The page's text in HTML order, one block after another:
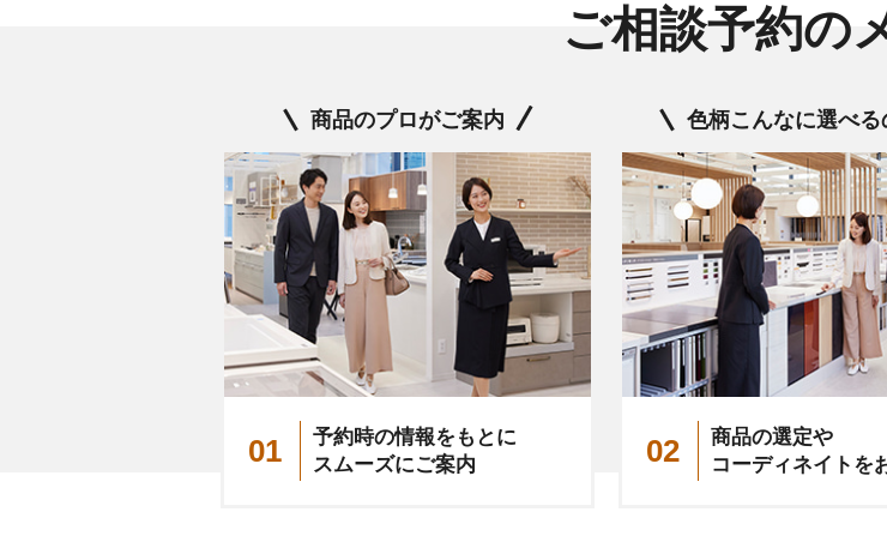
ご相談予約の
商品のプロがご案内
01
予約時の情報をもとに
スムーズにご案内
色柄こんなに選べる
02
商品の選定や
コーディネイトを